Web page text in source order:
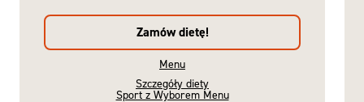
Zamów dietę!
Menu
Szczegóły diety
Sport z Wyborem Menu